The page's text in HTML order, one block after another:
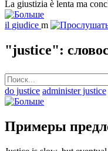
La giustizia è lenta ma
il giudice m
"justice":
do justice administer justice
Примеры